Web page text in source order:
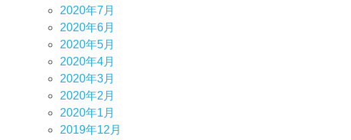
2020年7月
2020年6月
2020年5月
2020年4月
2020年3月
2020年2月
2020年1月
2019年12月